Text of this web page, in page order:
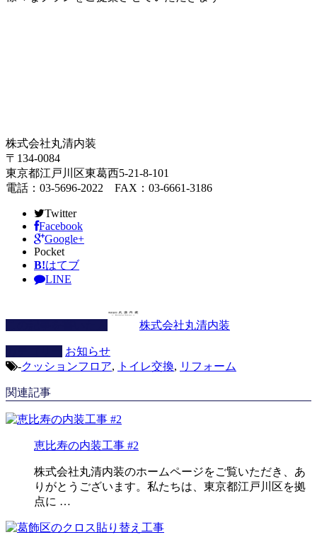
株式会社丸清内装
〒134-0084
東京都江戸川区東葛西5-21-8-101
電話：03-5696-2022 FAX：03-6661-3186
Twitter
Facebook
Google+
Pocket
B!はてブ
LINE
株式会社丸清内装
お知らせ
-クッションフロア, トイレ交換, リフォーム
関連記事
恵比寿の内装工事 #2
株式会社丸清内装のホームページをご覧いただき、あ
りがとうございます。私たちは、東京都江戸川区を拠
点に …